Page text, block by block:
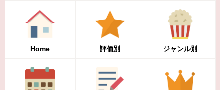
Home 評価別 ジャンル別